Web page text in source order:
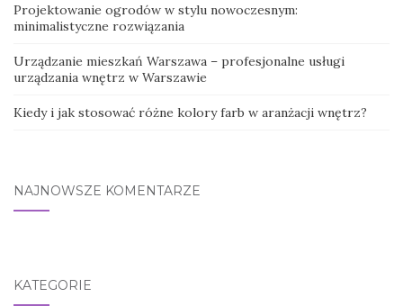
Projektowanie ogrodów w stylu nowoczesnym:
minimalistyczne rozwiązania
Urządzanie mieszkań Warszawa – profesjonalne usługi
urządzania wnętrz w Warszawie
Kiedy i jak stosować różne kolory farb w aranżacji wnętrz?
NAJNOWSZE KOMENTARZE
KATEGORIE